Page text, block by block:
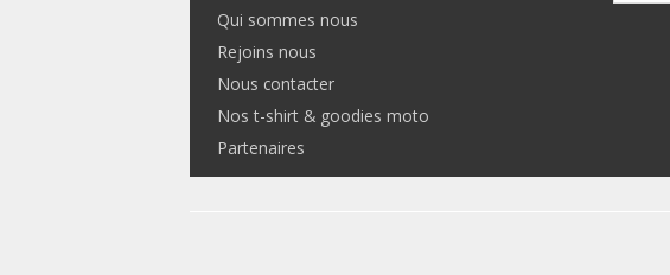
Qui sommes nous
Rejoins nous
Nous contacter
Nos t-shirt & goodies moto
Partenaires